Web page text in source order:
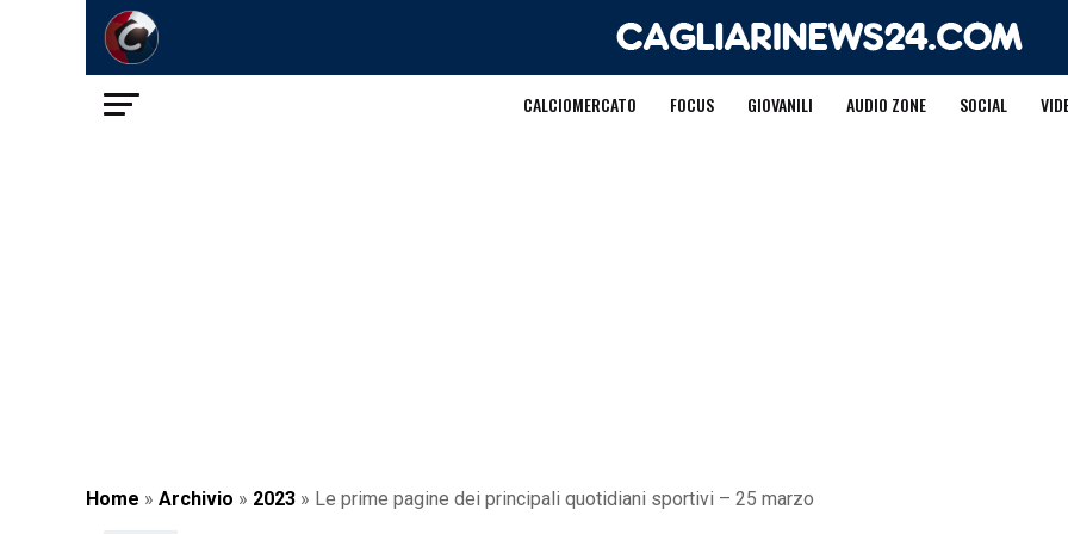
CALCIOMERCATO FOCUS GIOVANILI AUDIO ZONE SOCIAL
Home » Archivio » 2023 » Le prime pagine dei principali quotidiani sportivi – 25 marzo